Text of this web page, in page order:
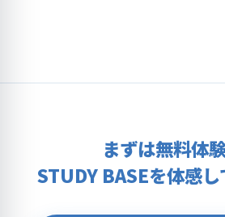
まずは無料体験
STUDY BASEを体感し